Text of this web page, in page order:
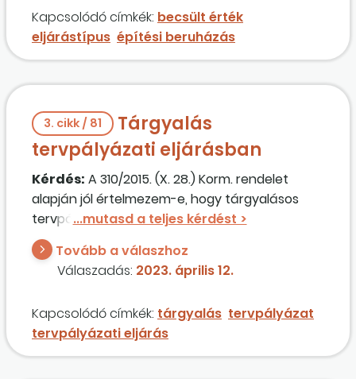
Kapcsolódó címkék: becsült érték
eljárástípus építési beruházás
3. cikk / 81
Tárgyalás
tervpályázati eljárásban
Kérdés: A 310/2015. (X. 28.) Korm. rendelet
alapján jól értelmezem-e, hogy tárgyalásos
tervpályázati eljárás nem indítható? Ha igen,
akkor mi értelme van annak, hogy hirdetmény
nélküli tárgyalásos eljárás jogalapját pedig
tartalmazza a szabályozás, de abban nincs
választhassa, miközben más szempontból meg
dönthet többféle tervpályázati eljárás
választása között?
Tovább a válaszhoz
Válaszadás: 2023. április 12.
Kapcsolódó címkék: tárgyalás tervpályázat
tervpályázati eljárás